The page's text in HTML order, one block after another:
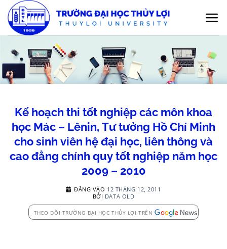
qua
nội
Kế hoạch thi tốt nghiệp các môn khoa
học Mác – Lênin, Tư tưởng Hồ Chí Minh
cho sinh viên hệ đại học, liên thông và
cao đẳng chính quy tốt nghiệp năm học
2009 – 2010
ĐĂNG VÀO 12 THÁNG 12, 2011
BỞI DATA OLD
THEO DÕI TRƯỜNG ĐẠI HỌC THỦY LỢI TRÊN